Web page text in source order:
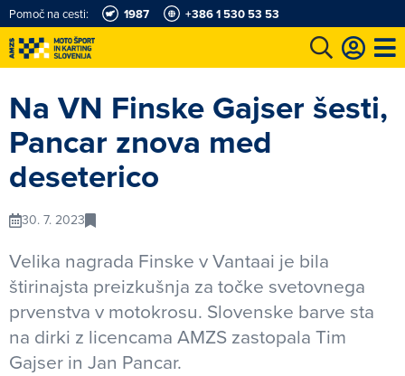
Pomoč na cesti: 1987 +386 1 530 53 53
Na VN Finske Gajser šesti,
Pancar znova med
deseterico
30. 7. 2023
Velika nagrada Finske v Vantaai je bila
štirinajsta preizkušnja za točke svetovnega
prvenstva v motokrosu. Slovenske barve sta
na dirki z licencama AMZS zastopala Tim
Gajser in Jan Pancar.